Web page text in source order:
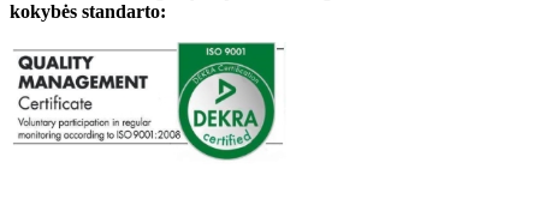
kokybės standarto: